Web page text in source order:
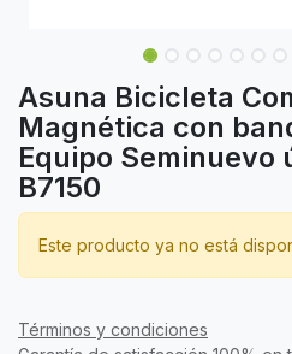
Asuna Bicicleta
Magnética con
Equipo Seminuevo
B7150
Este producto ya no está
Términos y condiciones